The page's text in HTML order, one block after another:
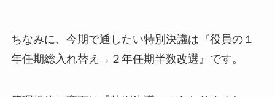
ちなみに、今期で通したい特別決議は『役員の１
年任期総入れ替え→２年任期半数改選』です。